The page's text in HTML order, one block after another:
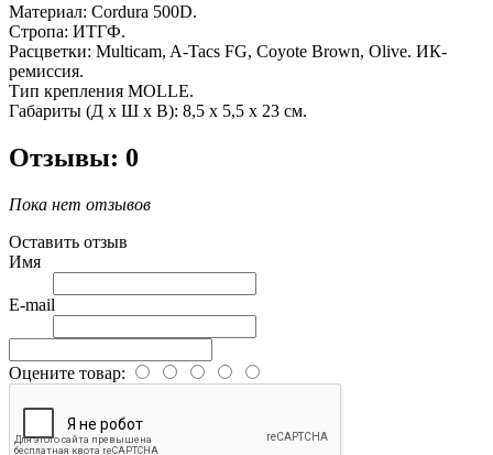
Материал: Cordura 500D.
Стропа: ИТГФ.
Расцветки: Multicam, A-Tacs FG, Coyote Brown, Olive. ИК-
ремиссия.
Тип крепления MOLLE.
Габариты (Д х Ш х В): 8,5 х 5,5 х 23 см.
Отзывы: 0
Пока нет отзывов
Оставить отзыв
Имя
E-mail
Оцените товар: